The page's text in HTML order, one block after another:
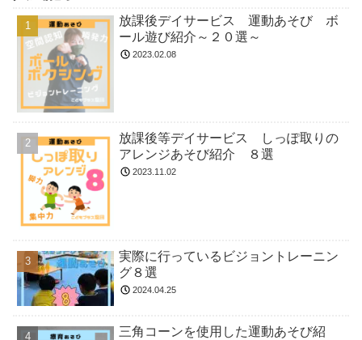
放課後デイサービス 運動あそび ボ
ール遊び紹介～２０選～
2023.02.08
放課後等デイサービス しっぽ取りの
アレンジあそび紹介 ８選
2023.11.02
実際に行っているビジョントレーニン
グ８選
2024.04.25
三角コーンを使用した運動あそび紹